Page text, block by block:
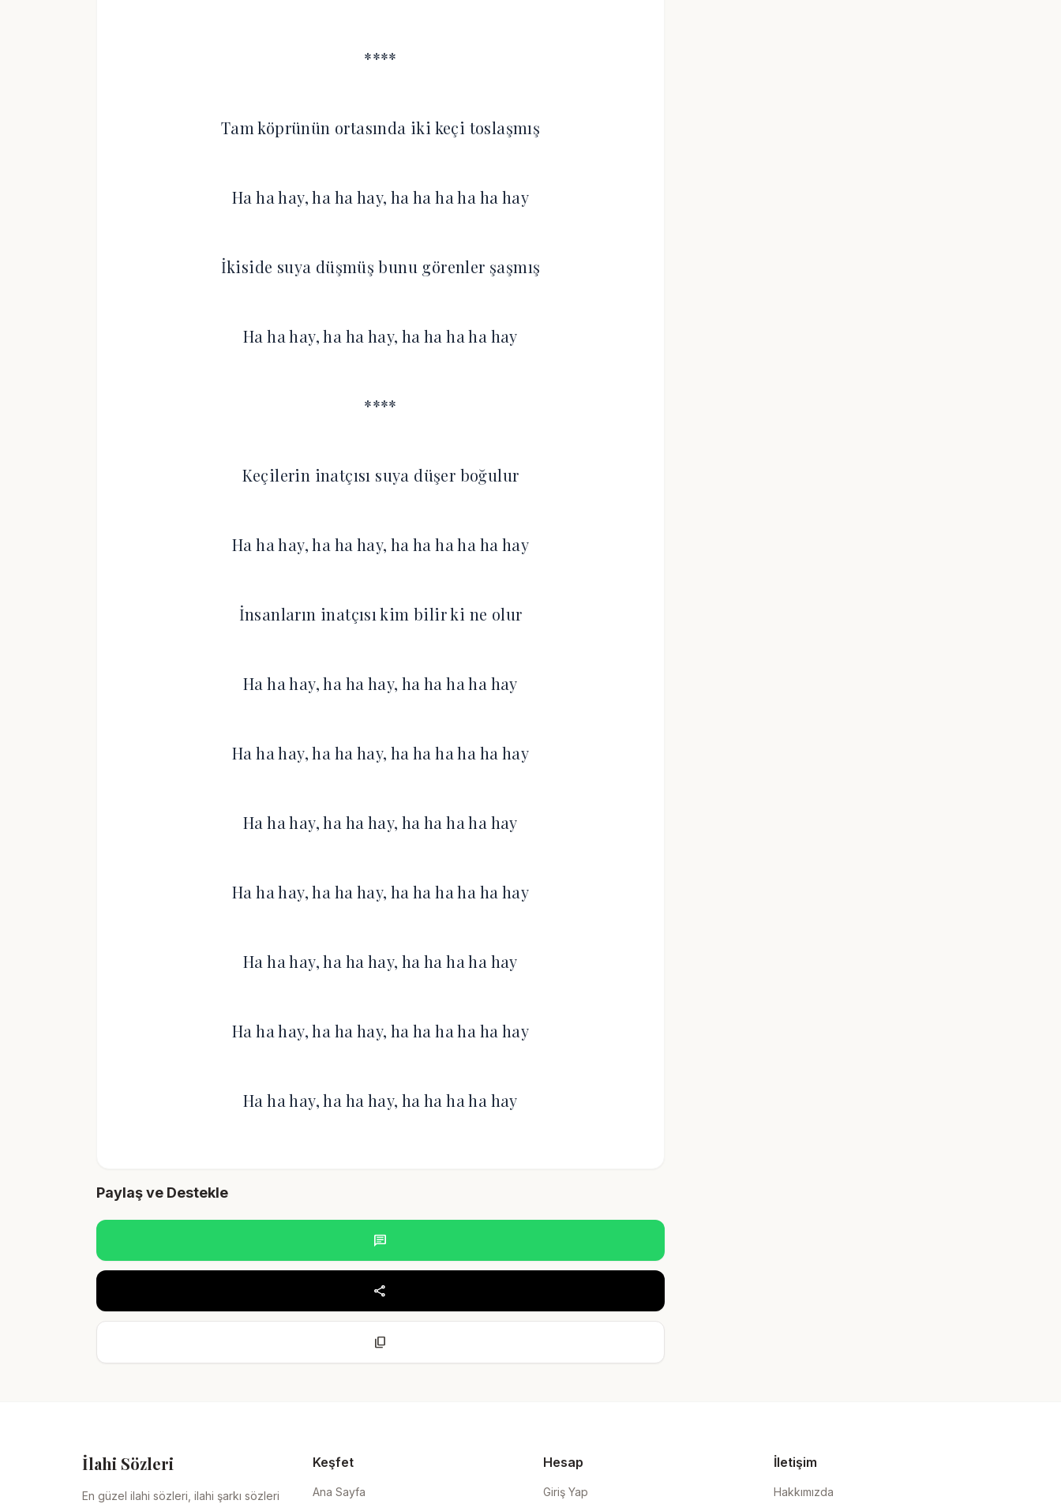
****
Tam köprünün ortasında iki keçi toslaşmış
Ha ha hay, ha ha hay, ha ha ha ha ha hay
İkiside suya düşmüş bunu görenler şaşmış
Ha ha hay, ha ha hay, ha ha ha ha hay
****
Keçilerin inatçısı suya düşer boğulur
Ha ha hay, ha ha hay, ha ha ha ha ha hay
İnsanların inatçısı kim bilir ki ne olur
Ha ha hay, ha ha hay, ha ha ha ha hay
Ha ha hay, ha ha hay, ha ha ha ha ha hay
Ha ha hay, ha ha hay, ha ha ha ha hay
Ha ha hay, ha ha hay, ha ha ha ha ha hay
Ha ha hay, ha ha hay, ha ha ha ha hay
Ha ha hay, ha ha hay, ha ha ha ha ha hay
Ha ha hay, ha ha hay, ha ha ha ha hay
Paylaş ve Destekle
chat
share
content_copy
İlahi Sözleri
En güzel ilahi sözleri, ilahi şarkı sözleri
Keşfet
Ana Sayfa
Hesap
Giriş Yap
İletişim
Hakkımızda